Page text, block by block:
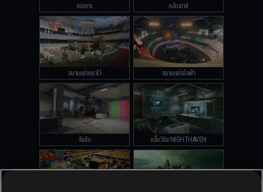
ธนาคาร คลับเฮาส์
สนามแข่งบราโว่ สนามแข่งอัลฟ่า
รังลับ แล็บวิจัย NIGHTHAVEN